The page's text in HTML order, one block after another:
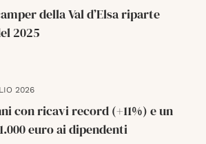
della Val d’Elsa riparte
2025
2026
con ricavi record (+11%) e un
euro ai dipendenti